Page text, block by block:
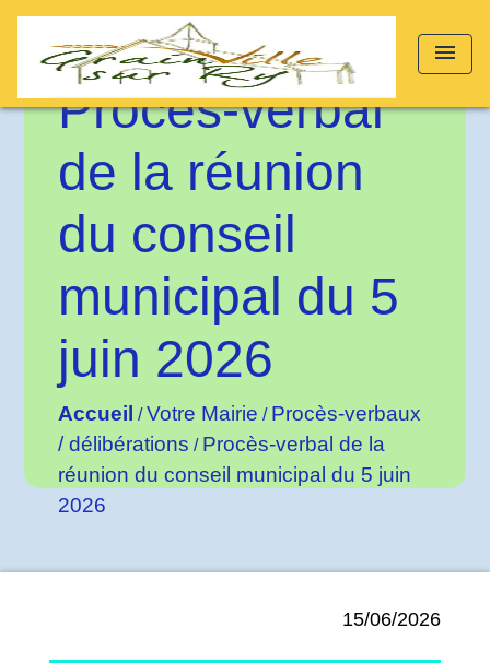
menu
Procès-verbal
de la réunion
du conseil
municipal du 5
juin 2026
Accueil /Votre Mairie / Procès-verbaux
/ délibérations / Procès-verbal de la
réunion du conseil municipal du 5 juin
2026
15/06/2026